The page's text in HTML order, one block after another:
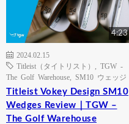
4:23
2024.02.15
Titleist（タイトリスト）
TGW -
The Golf Warehouse
SM10 ウェッジ
Titleist Vokey Design SM10
Wedges Review｜TGW –
The Golf Warehouse